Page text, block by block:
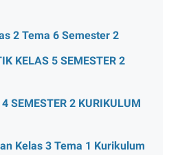
2 Tema 6 Semester 2
KELAS 5 SEMESTER 2
SEMESTER 2 KURIKULUM
Kelas 3 Tema 1 Kurikulum